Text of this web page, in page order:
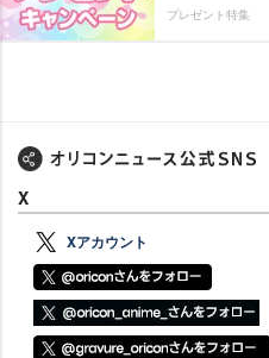
プレゼント特集
X
Xアカウント